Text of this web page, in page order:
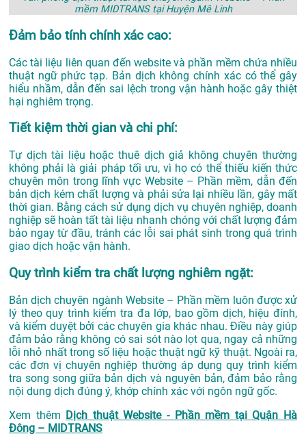
mềm MIDTRANS tại Huyện Mê Linh
Đảm bảo tính chính xác cao:
Các tài liệu liên quan đến website và phần mềm chứa nhiều
thuật ngữ phức tạp. Bản dịch không chính xác có thể gây
hiểu nhầm, dẫn đến sai lệch trong vận hành hoặc gây thiệt
hại nghiêm trọng.
Tiết kiệm thời gian và chi phí:
Tự dịch tài liệu hoặc thuê dịch giả không chuyên thường
không phải là giải pháp tối ưu, vì họ có thể thiếu kiến thức
chuyên môn trong lĩnh vực Website – Phần mềm, dẫn đến
bản dịch kém chất lượng và phải sửa lại nhiều lần, gây mất
thời gian. Bằng cách sử dụng dịch vụ chuyên nghiệp, doanh
nghiệp sẽ hoàn tất tài liệu nhanh chóng với chất lượng đảm
bảo ngay từ đầu, tránh các lỗi sai phát sinh trong quá trình
giao dịch hoặc vận hành.
Quy trình kiểm tra chất lượng nghiêm ngặt:
Bản dịch chuyên ngành Website – Phần mềm luôn được xử
lý theo quy trình kiểm tra đa lớp, bao gồm dịch, hiệu đính,
và kiểm duyệt bởi các chuyên gia khác nhau. Điều này giúp
đảm bảo rằng không có sai sót nào lọt qua, ngay cả những
lỗi nhỏ nhất trong số liệu hoặc thuật ngữ kỹ thuật. Ngoài ra,
các đơn vị chuyên nghiệp thường áp dụng quy trình kiểm
tra song song giữa bản dịch và nguyên bản, đảm bảo rằng
nội dung dịch đúng ý, khớp chính xác với ngôn ngữ gốc.
Xem thêm Dịch thuật Website - Phần mềm tại Quận Hà
Đông – MIDTRANS